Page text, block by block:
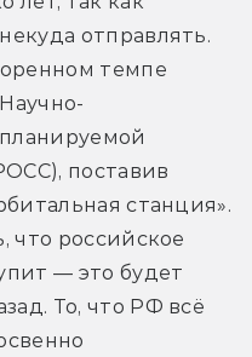
отправлять.
темпе
поставив
станция».
что российское
— это будет
То, что РФ всё